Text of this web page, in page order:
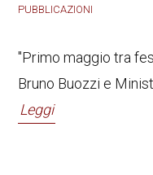
PUBBLICAZIONI
"Primo maggio tra
Bruno Buozzi e
Leggi